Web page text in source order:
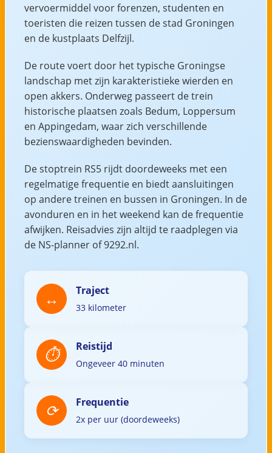
vervoermiddel voor forenzen, studenten en
toeristen die reizen tussen de stad Groningen
en de kustplaats Delfzijl.
De route voert door het typische Groningse
landschap met zijn karakteristieke wierden en
open akkers. Onderweg passeert de trein
historische plaatsen zoals Bedum, Loppersum
en Appingedam, waar zich verschillende
bezienswaardigheden bevinden.
De stoptrein RS5 rijdt doordeweeks met een
regelmatige frequentie en biedt aansluitingen
op andere treinen en bussen in Groningen. In de
avonduren en in het weekend kan de frequentie
afwijken. Reisadvies zijn altijd te raadplegen via
de NS-planner of 9292.nl.
Traject
33 kilometer
Reistijd
Ongeveer 40 minuten
Frequentie
2x per uur (doordeweeks)